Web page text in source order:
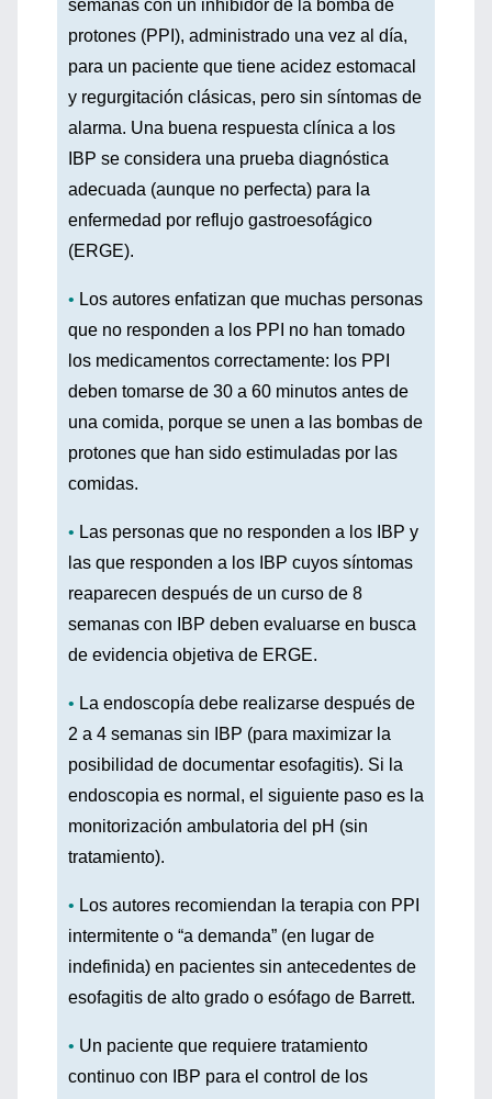
semanas con un inhibidor de la bomba de
protones (PPI), administrado una vez al día,
para un paciente que tiene acidez estomacal
y regurgitación clásicas, pero sin síntomas de
alarma. Una buena respuesta clínica a los
IBP se considera una prueba diagnóstica
adecuada (aunque no perfecta) para la
enfermedad por reflujo gastroesofágico
(ERGE).
• Los autores enfatizan que muchas personas
que no responden a los PPI no han tomado
los medicamentos correctamente: los PPI
deben tomarse de 30 a 60 minutos antes de
una comida, porque se unen a las bombas de
protones que han sido estimuladas por las
comidas.
• Las personas que no responden a los IBP y
las que responden a los IBP cuyos síntomas
reaparecen después de un curso de 8
semanas con IBP deben evaluarse en busca
de evidencia objetiva de ERGE.
• La endoscopía debe realizarse después de
2 a 4 semanas sin IBP (para maximizar la
posibilidad de documentar esofagitis). Si la
endoscopia es normal, el siguiente paso es la
monitorización ambulatoria del pH (sin
tratamiento).
• Los autores recomiendan la terapia con PPI
intermitente o “a demanda” (en lugar de
indefinida) en pacientes sin antecedentes de
esofagitis de alto grado o esófago de Barrett.
• Un paciente que requiere tratamiento
continuo con IBP para el control de los